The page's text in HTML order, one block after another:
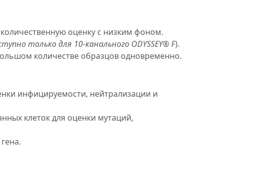
оценку с низким фоном.
только для 10-канального ODYSSEY® F).
количестве образцов одновременно.
инфицируемости, нейтрализации и
клеток для оценки мутаций,